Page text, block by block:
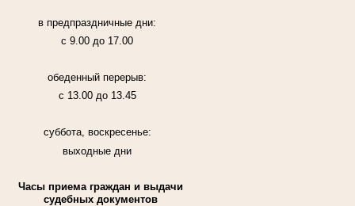
в предпраздничные дни:
с 9.00 до 17.00
обеденный перерыв:
с 13.00 до 13.45
суббота, воскресенье:
выходные дни
Часы приема граждан и выдачи
судебных документов